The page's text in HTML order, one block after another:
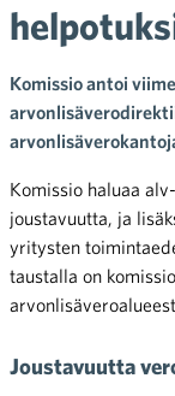
Komissio antoi
Komissio haluaa
joustavuutta, ja
yritysten
taustalla on
Joustavuutta